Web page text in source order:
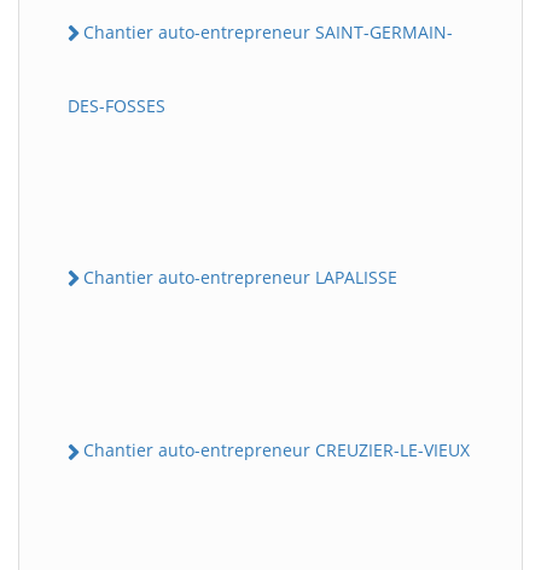
Chantier auto-entrepreneur SAINT-GERMAIN-
DES-FOSSES
Chantier auto-entrepreneur LAPALISSE
Chantier auto-entrepreneur CREUZIER-LE-VIEUX